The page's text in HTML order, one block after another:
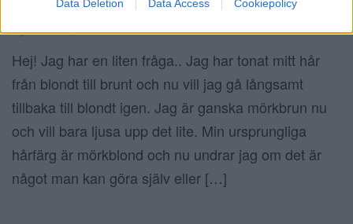
Data Deletion Data Access Cookiepolicy
LÄSARFRÅGA – FÄRGA HEMMA?
9 januari 2015, 09:00
Hej! Jag har en liten fråga.. Jag har tonat mitt hår
från blondt till brunt och nu vill jag gå långsamt
tillbaka till blondt igen. Jag är ganska mörkbrun nu
och vill bara ljusa upp det lite. Min ursprungliga
hårfärg är mörkblond och nu undrar jag om det är
något man kan göra själv eller […]